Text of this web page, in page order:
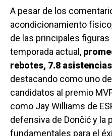
A pesar de los
acondicionamiento
de las principales figuras
temporada actual,
rebotes, 7.8
destacando como uno
candidatos al premio
como Jay Williams de
defensiva de Dončić y la
fundamentales para el